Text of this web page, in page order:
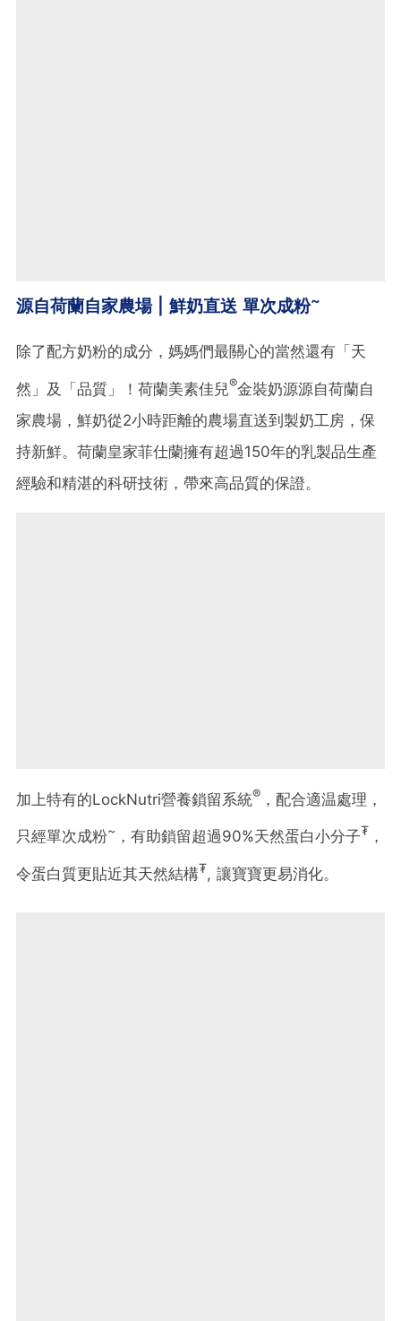
源自荷蘭自家農場 | 鮮奶直送 單次成粉~
除了配方奶粉的成分，媽媽們最關心的當然還有「天
然」及「品質」！荷蘭美素佳兒®金裝奶源源自荷蘭自
家農場，鮮奶從2小時距離的農場直送到製奶工房，保
持新鮮。荷蘭皇家菲仕蘭擁有超過150年的乳製品生產
經驗和精湛的科研技術，帶來高品質的保證。
加上特有的LockNutri營養鎖留系統® ，配合適温處理，
只經單次成粉~ ，有助鎖留超過90%天然蛋白小分子₮ ，
令蛋白質更貼近其天然結構₮, 讓寶寶更易消化。